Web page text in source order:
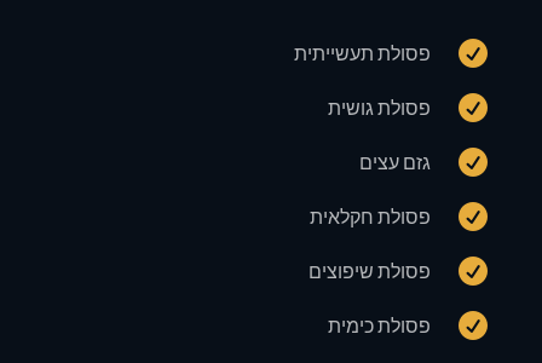
 פסולת תעשייתית
 פסולת גושית
 גזם עצים
 פסולת חקלאית
 פסולת שיפוצים
 פסולת כימית